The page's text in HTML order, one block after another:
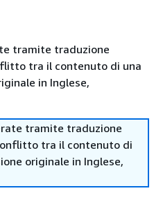
tramite traduzione
tra il contenuto di una
in Inglese,
tramite traduzione
tra il contenuto di
originale in Inglese,